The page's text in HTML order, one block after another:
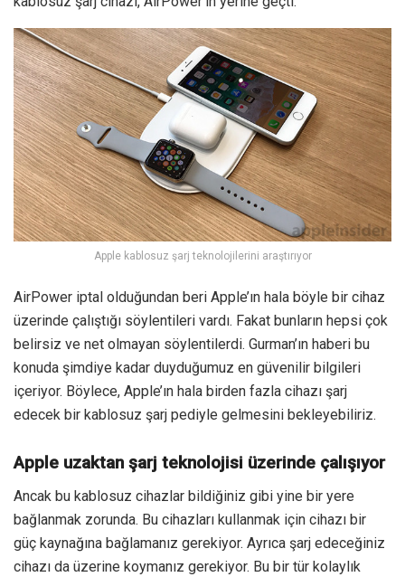
Apple kablosuz şarj teknolojilerini araştırıyor
AirPower iptal olduğundan beri Apple’ın hala böyle bir cihaz
üzerinde çalıştığı söylentileri vardı. Fakat bunların hepsi çok
belirsiz ve net olmayan söylentilerdi. Gurman’ın haberi bu
konuda şimdiye kadar duyduğumuz en güvenilir bilgileri
içeriyor. Böylece, Apple’ın hala birden fazla cihazı şarj
edecek bir kablosuz şarj pediyle gelmesini bekleyebiliriz.
Apple uzaktan şarj teknolojisi üzerinde çalışıyor
Ancak bu kablosuz cihazlar bildiğiniz gibi yine bir yere
bağlanmak zorunda. Bu cihazları kullanmak için cihazı bir
güç kaynağına bağlamanız gerekiyor. Ayrıca şarj edeceğiniz
cihazı da üzerine koymanız gerekiyor. Bu bir tür kolaylık